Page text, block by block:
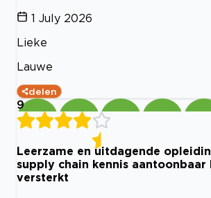
1 July 2026
Lieke
Lauwe
delen
9
Leerzame en uitdagende
supply chain kennis aantoonbaar
versterkt